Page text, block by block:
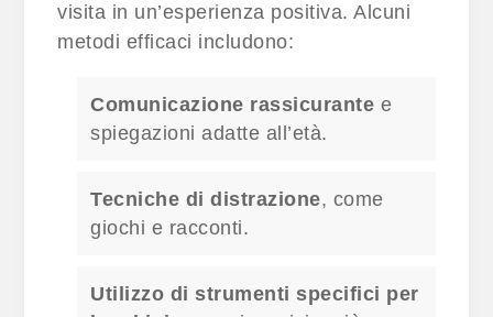
visita in un’esperienza positiva. Alcuni
metodi efficaci includono:
Comunicazione rassicurante e
spiegazioni adatte all’età.
Tecniche di distrazione, come
giochi e racconti.
Utilizzo di strumenti specifici per